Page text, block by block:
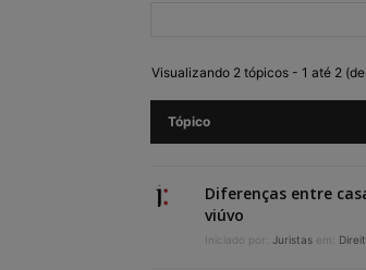
Visualizando 2 tópicos - 1 até 2
Tópico
Diferenças entre
viúvo
Iniciado por: Juristas em: